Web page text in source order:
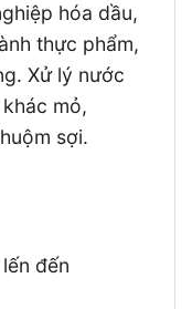
hóa dầu,
thực phẩm,
Xử lý nước
mỏ,
sợi.
đến